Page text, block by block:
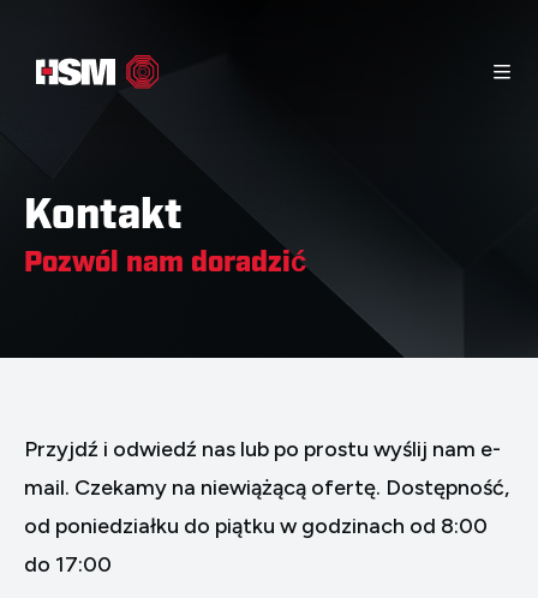
Kontakt
Pozwól nam doradzić
Przyjdź i odwiedź nas lub po prostu wyślij nam e-
mail. Czekamy na niewiążącą ofertę. Dostępność,
od poniedziałku do piątku w godzinach od 8:00
do 17:00